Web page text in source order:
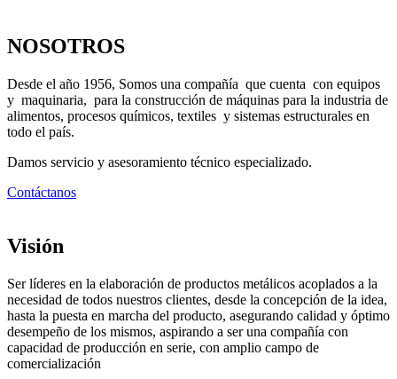
NOSOTROS
Desde el año 1956, Somos una compañía que cuenta con equipos
y maquinaria, para la construcción de máquinas para la industria de
alimentos, procesos químicos, textiles y sistemas estructurales en
todo el país.
Damos servicio y asesoramiento técnico especializado.
Contáctanos
Visión
Ser líderes en la elaboración de productos metálicos acoplados a la
necesidad de todos nuestros clientes, desde la concepción de la idea,
hasta la puesta en marcha del producto, asegurando calidad y óptimo
desempeño de los mismos, aspirando a ser una compañía con
capacidad de producción en serie, con amplio campo de
comercialización